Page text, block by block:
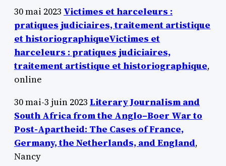
30 mai 2023 Victimes et harceleurs :
pratiques judiciaires, traitement artistique
et historiographiqueVictimes et
harceleurs : pratiques judiciaires,
traitement artistique et historiographique,
online
30 mai-3 juin 2023 Literary Journalism and
South Africa from the Anglo–Boer War to
Post-Apartheid: The Cases of France,
Germany, the Netherlands, and England,
Nancy